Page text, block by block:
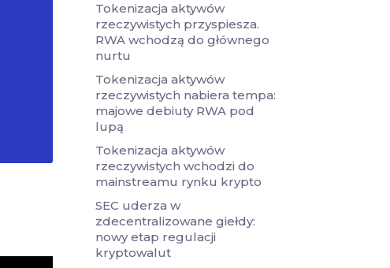
Tokenizacja aktywów
rzeczywistych przyspiesza.
RWA wchodzą do głównego
nurtu
Tokenizacja aktywów
rzeczywistych nabiera tempa:
majowe debiuty RWA pod
lupą
Tokenizacja aktywów
rzeczywistych wchodzi do
mainstreamu rynku krypto
SEC uderza w
zdecentralizowane giełdy:
nowy etap regulacji
kryptowalut